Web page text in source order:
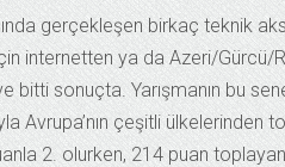
gerçekleşen birkaç teknik
internetten ya da Azeri/Gürcü/
bitti sonuçta. Yarışmanın bu
Avrupa’nın çeşitli ülkelerinden
2. olurken, 214 puan toplayan